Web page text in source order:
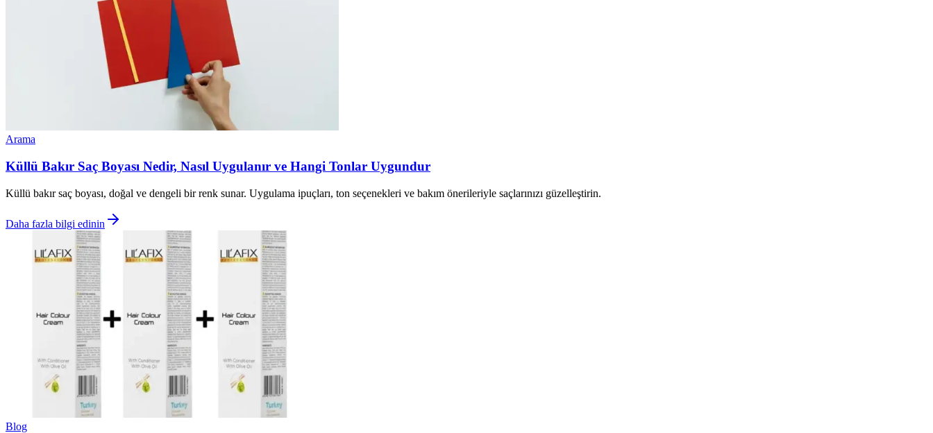
Arama
Küllü Bakır Saç Boyası Nedir, Nasıl Uygulanır ve Hangi Tonlar Uygundur
Küllü bakır saç boyası, doğal ve dengeli bir renk sunar. Uygulama ipuçları, ton seçenekleri ve bakım önerileriyle saçlarınızı güzelleştirin.
Daha fazla bilgi edinin
Blog